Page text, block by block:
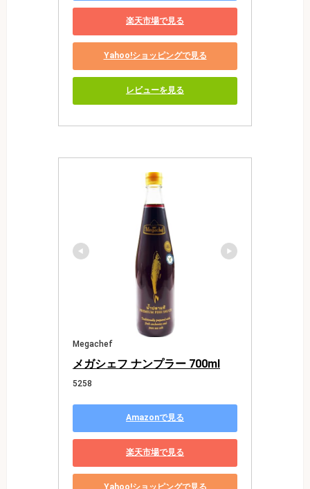
楽天市場で見る
Yahoo!ショッピングで見る
レビューを見る
Megachef
メガシェフ ナンプラー 700ml
5258
Amazonで見る
楽天市場で見る
Yahoo!ショッピングで見る